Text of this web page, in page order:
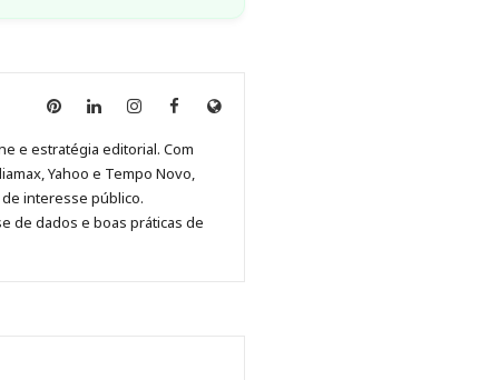
Anny
no
Pinterest
Anny
no
LinkedIn
Anny
no
Instagram
Anny
no
Facebook
Site
e estratégia editorial. Com
Yahoo e Tempo Novo,
interesse público.
de dados e boas práticas de